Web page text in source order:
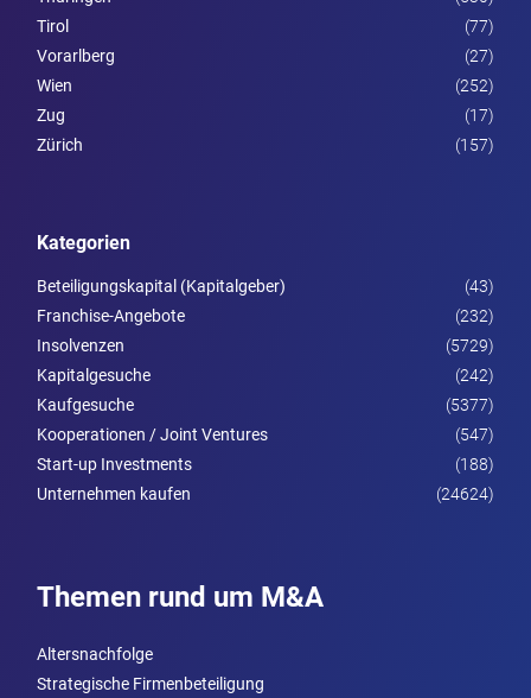
Tirol
(77)
Vorarl­berg
(27)
Wien
(252)
Zug
(17)
Zürich
(157)
Kategorien
Beteiligungskapital (Kapitalgeber)
(43)
Franchise-Angebote
(232)
Insolvenzen
(5729)
Kapitalgesuche
(242)
Kaufgesuche
(5377)
Kooperationen / Joint Ventures
(547)
Start-up Investments
(188)
Unternehmen kaufen
(24624)
Themen rund um M&A
Altersnachfolge
Strategische Firmenbeteiligung